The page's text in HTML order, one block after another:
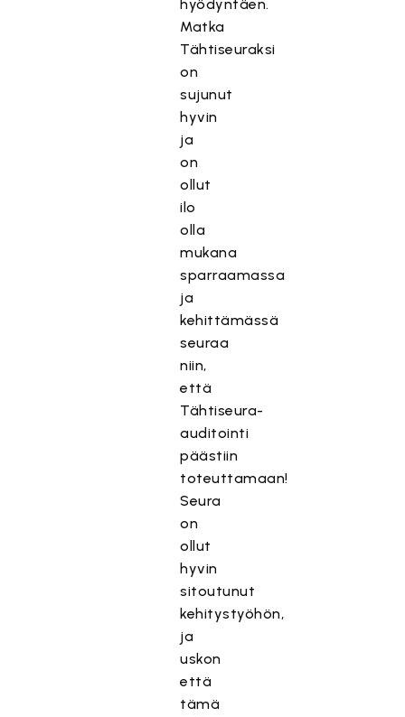
hyödyntäen.
Matka
Tähtiseuraksi
on
sujunut
hyvin
ja
on
ollut
ilo
olla
mukana
sparraamassa
ja
kehittämässä
seuraa
niin,
että
Tähtiseura-
auditointi
päästiin
toteuttamaan!
Seura
on
ollut
hyvin
sitoutunut
kehitystyöhön,
ja
uskon
että
tämä